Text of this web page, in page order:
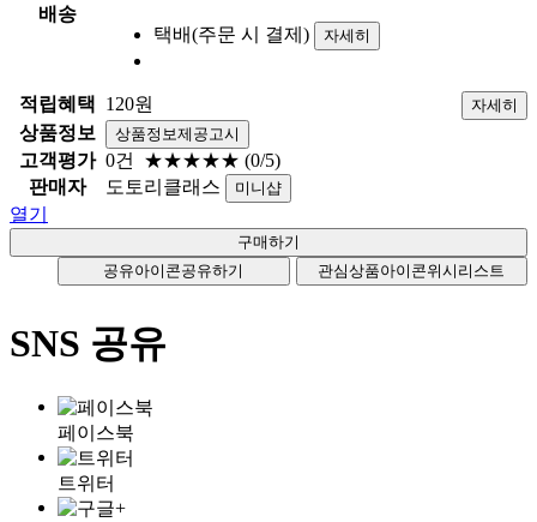
배송
택배(주문 시 결제)
자세히
적립혜택 120원 자세히
상품정보 상품정보제공고시
고객평가 0건 ★★★★★ (0/5)
판매자
도토리클래스 미니샵
열기
공유아이콘공유하기 관심상품아이콘위시리스트
SNS 공유
페이스북
트위터